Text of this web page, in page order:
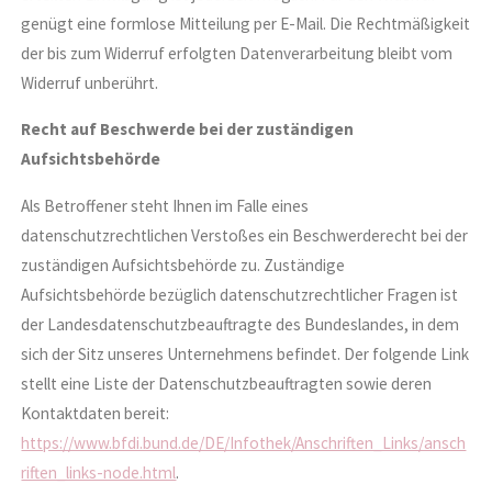
genügt eine formlose Mitteilung per E-Mail. Die Rechtmäßigkeit
der bis zum Widerruf erfolgten Datenverarbeitung bleibt vom
Widerruf unberührt.
Recht auf Beschwerde bei der zuständigen
Aufsichtsbehörde
Als Betroffener steht Ihnen im Falle eines
datenschutzrechtlichen Verstoßes ein Beschwerderecht bei der
zuständigen Aufsichtsbehörde zu. Zuständige
Aufsichtsbehörde bezüglich datenschutzrechtlicher Fragen ist
der Landesdatenschutzbeauftragte des Bundeslandes, in dem
sich der Sitz unseres Unternehmens befindet. Der folgende Link
stellt eine Liste der Datenschutzbeauftragten sowie deren
Kontaktdaten bereit:
https://www.bfdi.bund.de/DE/Infothek/Anschriften_Links/ansch
riften_links-node.html.